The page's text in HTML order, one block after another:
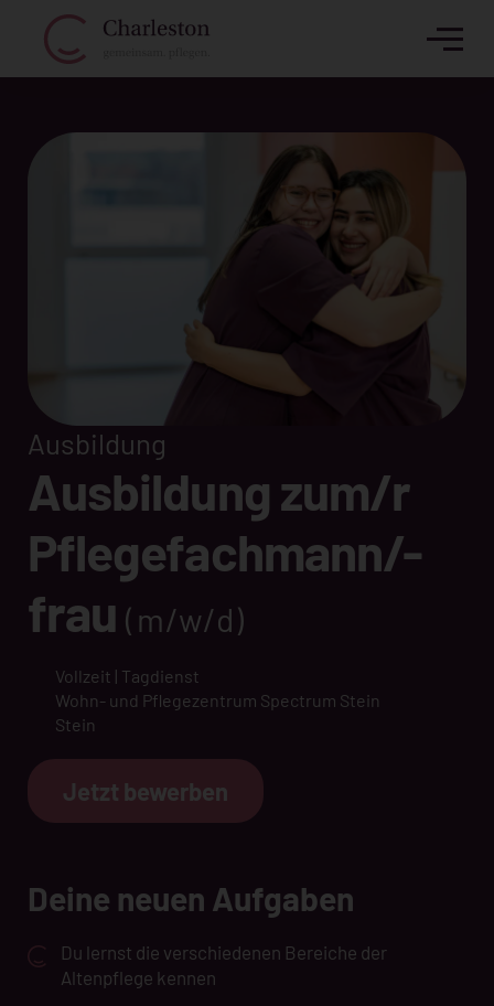
Ausbildung
Ausbildung zum/r
Pflegefachmann/-
frau(m/w/d)
Vollzeit | Tagdienst
Wohn- und Pflegezentrum Spectrum Stein
Stein
Jetzt bewerben
Deine neuen Aufgaben
Du lernst die verschiedenen Bereiche der
Altenpflege kennen